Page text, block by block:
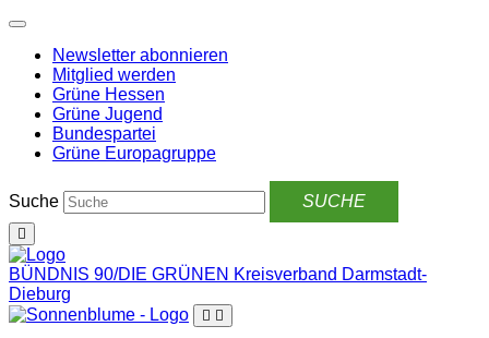
Weiter
Inhalt
Newsletter abonnieren
Mitglied werden
Grüne Hessen
Grüne Jugend
Bundespartei
Grüne Europagruppe
Suche
BÜNDNIS 90/DIE GRÜNEN Kreisverband Darmstadt-
Dieburg